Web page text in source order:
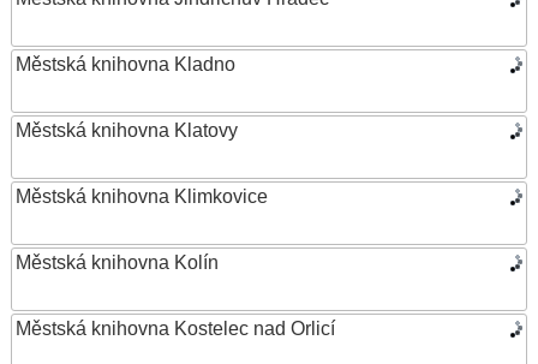
Městská knihovna Kladno
Městská knihovna Klatovy
Městská knihovna Klimkovice
Městská knihovna Kolín
Městská knihovna Kostelec nad Orlicí